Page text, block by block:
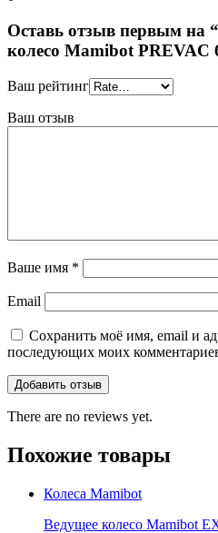
Оставь отзыв первым на
колесо Mamibot PREVAC
Ваш рейтинг
Ваш отзыв
Ваше имя *
Email
Сохранить моё имя, email и
последующих моих
There are no reviews yet.
Похожие товары
Колеса Mamibot
Ведущее колесо Mamibot